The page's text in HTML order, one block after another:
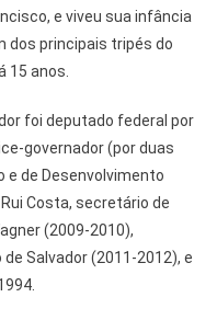
e viveu sua infância
dos principais tripés do
15 anos.
foi deputado federal por
governador (por duas
e de Desenvolvimento
Costa, secretário de
(2009-2010),
Salvador (2011-2012), e